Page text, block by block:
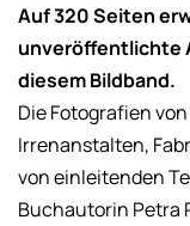
Auf 320 Seiten
unveröffentlichte
diesem Bildband.
Die Fotografien
Irrenanstalten,
von einleitenden
Buchautorin Petra